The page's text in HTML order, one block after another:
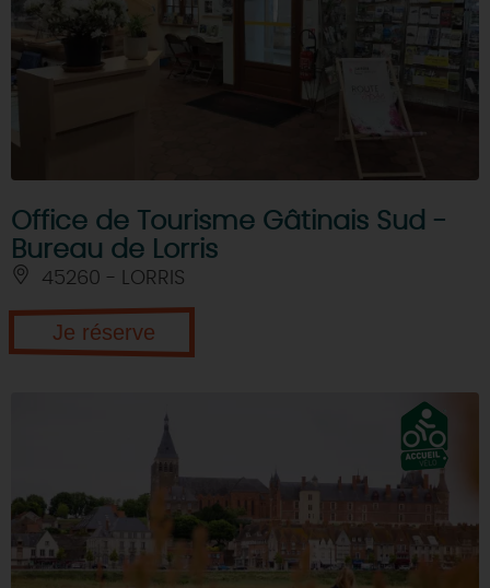
Office de Tourisme Gâtinais Sud -
Bureau de Lorris
45260 - LORRIS
Je réserve